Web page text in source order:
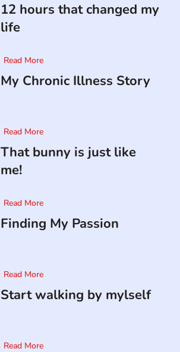
12 hours that changed my
life
Read More
My Chronic Illness Story
Read More
That bunny is just like
me!
Read More
Finding My Passion
Read More
Start walking by mylself
Read More